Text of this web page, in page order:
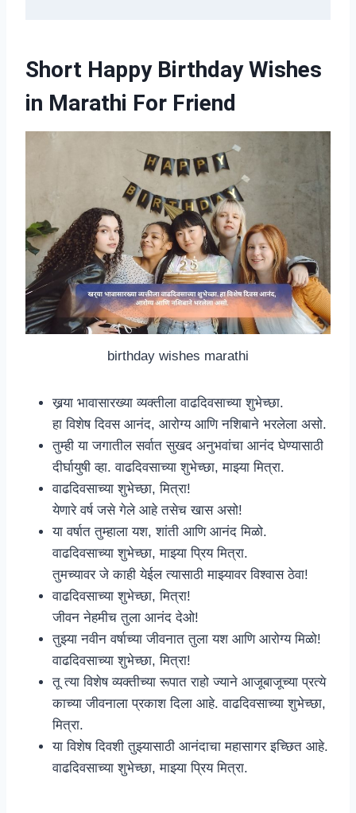
Short Happy Birthday Wishes
in Marathi For Friend
birthday wishes marathi
खर्‍या भावासारख्या व्यक्तीला वाढदिवसाच्या शुभेच्छा.
हा विशेष दिवस आनंद, आरोग्य आणि नशिबाने भरलेला असो.
तुम्ही या जगातील सर्वात सुखद अनुभवांचा आनंद घेण्यासाठी
दीर्घायुषी व्हा. वाढदिवसाच्या शुभेच्छा, माझ्या मित्रा.
वाढदिवसाच्या शुभेच्छा, मित्रा!
येणारे वर्ष जसे गेले आहे तसेच खास असो!
या वर्षात तुम्हाला यश, शांती आणि आनंद मिळो.
वाढदिवसाच्या शुभेच्छा, माझ्या प्रिय मित्रा.
तुमच्यावर जे काही येईल त्यासाठी माझ्यावर विश्वास ठेवा!
वाढदिवसाच्या शुभेच्छा, मित्रा!
जीवन नेहमीच तुला आनंद देओ!
तुझ्या नवीन वर्षाच्या जीवनात तुला यश आणि आरोग्य मिळो!
वाढदिवसाच्या शुभेच्छा, मित्रा!
तू त्या विशेष व्यक्तीच्या रूपात राहो ज्याने आजूबाजूच्या प्रत्ये
काच्या जीवनाला प्रकाश दिला आहे. वाढदिवसाच्या शुभेच्छा,
मित्रा.
या विशेष दिवशी तुझ्यासाठी आनंदाचा महासागर इच्छित आहे.
वाढदिवसाच्या शुभेच्छा, माझ्या प्रिय मित्रा.